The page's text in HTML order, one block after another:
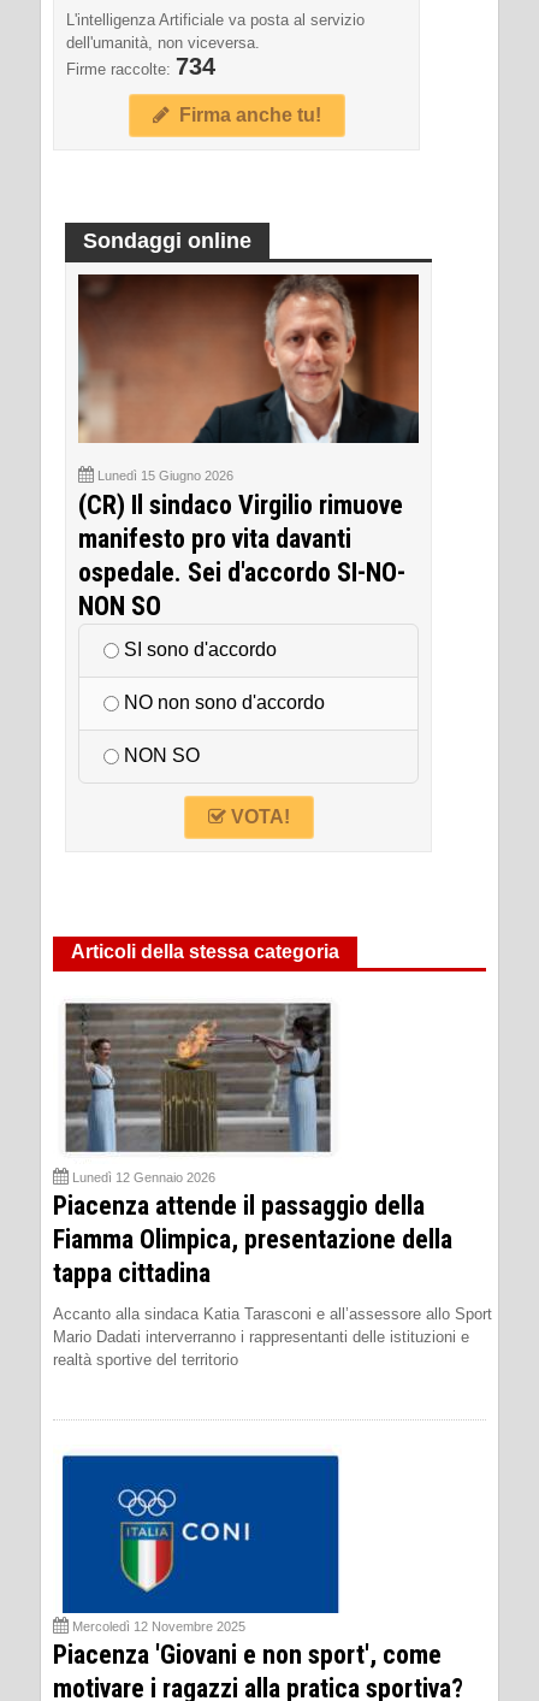
L'intelligenza Artificiale va posta al servizio
dell'umanità, non viceversa.
Firme raccolte: 734
Firma anche tu!
Sondaggi online
Lunedì 15 Giugno 2026
(CR) Il sindaco Virgilio rimuove
manifesto pro vita davanti
ospedale. Sei d'accordo SI-NO-
NON SO
SI sono d'accordo
NO non sono d'accordo
NON SO
VOTA!
Articoli della stessa categoria
Lunedì 12 Gennaio 2026
Piacenza attende il passaggio della
Fiamma Olimpica, presentazione della
tappa cittadina
Accanto alla sindaca Katia Tarasconi e all’assessore allo Sport
Mario Dadati interverranno i rappresentanti delle istituzioni e
realtà sportive del territorio
Mercoledì 12 Novembre 2025
Piacenza 'Giovani e non sport', come
motivare i ragazzi alla pratica sportiva?